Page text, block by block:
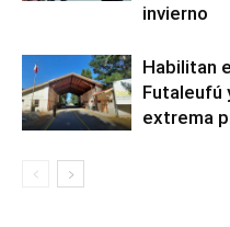
invierno
Habilitan
Futaleufú
extrema